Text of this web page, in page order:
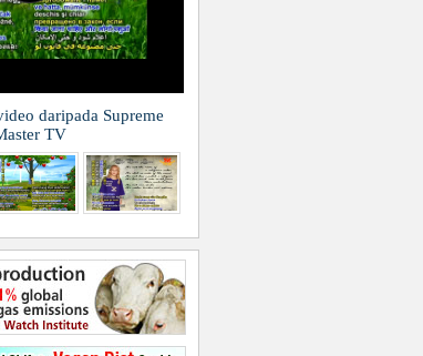
daripada Supreme
TV